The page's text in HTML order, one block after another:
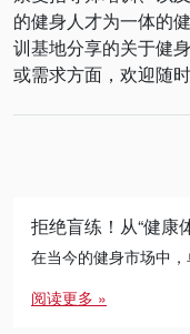
的健身人才为一体的
训基地分享的关于健
或需求方面，欢迎随
阅读更多 »